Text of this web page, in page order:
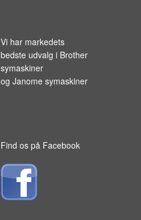
Vi har markedets
bedste udvalg i Brother
symaskiner
og Janome symaskiner
Find os på Facebook